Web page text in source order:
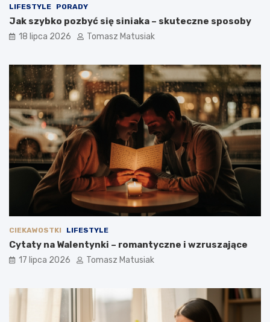
LIFESTYLE PORADY
Jak szybko pozbyć się siniaka – skuteczne sposoby
18 lipca 2026 Tomasz Matusiak
CIEKAWOSTKI LIFESTYLE
Cytaty na Walentynki – romantyczne i wzruszające
17 lipca 2026 Tomasz Matusiak